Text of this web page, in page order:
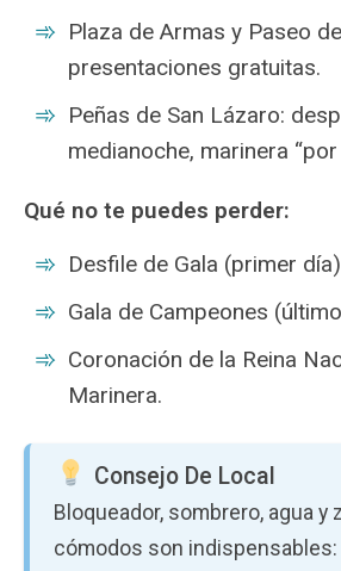
Plaza de Armas y Paseo
presentaciones gratuitas.
Peñas de San Lázaro:
medianoche, marinera “por
Qué no te puedes perder:
Desfile de Gala (primer
Gala de Campeones
Coronación de la Reina
Marinera.
Consejo De Local
Bloqueador, sombrero, agua y
cómodos son indispensables: